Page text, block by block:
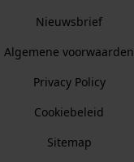
Nieuwsbrief
Algemene voorwaarden
Privacy Policy
Cookiebeleid
Sitemap